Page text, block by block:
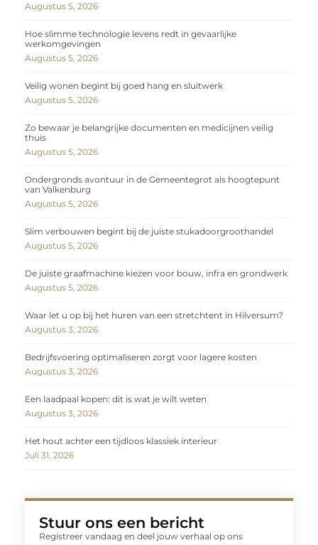
Augustus 5, 2026
Hoe slimme technologie levens redt in gevaarlijke
werkomgevingen
Augustus 5, 2026
Veilig wonen begint bij goed hang en sluitwerk
Augustus 5, 2026
Zo bewaar je belangrijke documenten en medicijnen veilig
thuis
Augustus 5, 2026
Ondergronds avontuur in de Gemeentegrot als hoogtepunt
van Valkenburg
Augustus 5, 2026
Slim verbouwen begint bij de juiste stukadoorgroothandel
Augustus 5, 2026
De juiste graafmachine kiezen voor bouw, infra en grondwerk
Augustus 5, 2026
Waar let u op bij het huren van een stretchtent in Hilversum?
Augustus 3, 2026
Bedrijfsvoering optimaliseren zorgt voor lagere kosten
Augustus 3, 2026
Een laadpaal kopen: dit is wat je wilt weten
Augustus 3, 2026
Het hout achter een tijdloos klassiek interieur
Juli 31, 2026
Stuur ons een bericht
Registreer vandaag en deel jouw verhaal op ons